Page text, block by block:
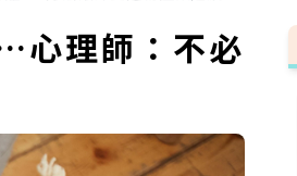
心理師：不必